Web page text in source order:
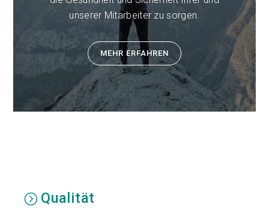
unserer Mitarbeiter zu sorgen.
MEHR ERFAHREN
Qualität